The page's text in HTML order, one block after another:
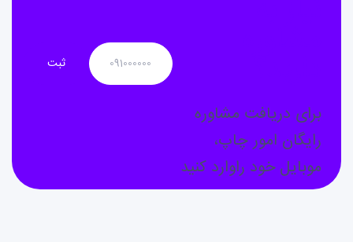
نیاز به
برای دریافت مشاوره
رایگان امور چاپ،
موبایل خود راوارد کنید